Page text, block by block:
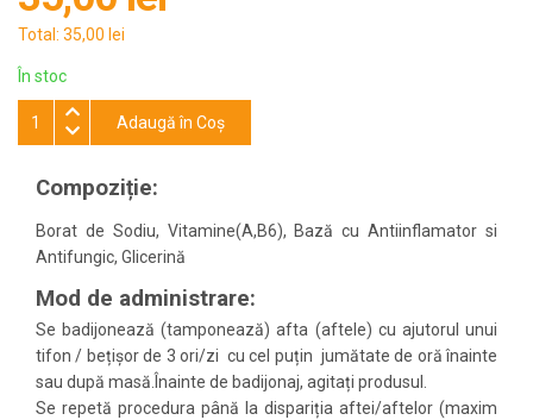
Total: 35,00 lei
În stoc
Adaugă în Coş
Compoziție:
Borat de Sodiu, Vitamine(A,B6), Bază cu Antiinflamator si
Antifungic, Glicerină
Mod de administrare:
Se badijonează (tamponează) afta (aftele) cu ajutorul unui
tifon / bețișor de 3 ori/zi cu cel puțin jumătate de oră înainte
sau după masă.Înainte de badijonaj, agitați produsul.
Se repetă procedura până la dispariția aftei/aftelor (maxim